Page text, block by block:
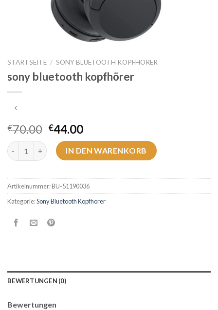
STARTSEITE / SONY BLUETOOTH KOPFHÖRER
sony bluetooth kopfhörer
€70.00 €44.00
sony bluetooth kopfhörer Menge
IN DEN WARENKORB
Artikelnummer:BU-51190036
Kategorie:Sony Bluetooth Kopfhörer
BEWERTUNGEN (0)
Bewertungen